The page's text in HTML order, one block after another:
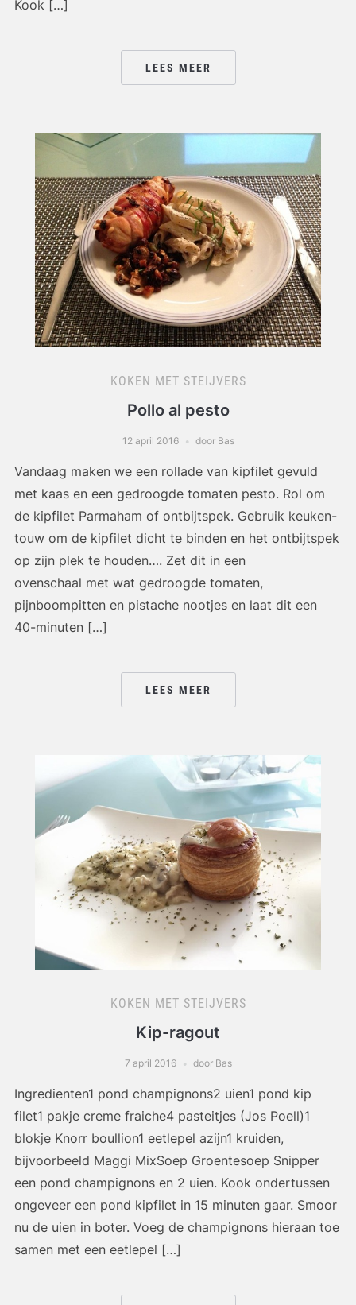
Kook […]
LEES MEER
KOKEN MET STEIJVERS
Pollo al pesto
12 april 2016 door Bas
Vandaag maken we een rollade van kipfilet gevuld
met kaas en een gedroogde tomaten pesto. Rol om
de kipfilet Parmaham of ontbijtspek. Gebruik keuken-
touw om de kipfilet dicht te binden en het ontbijtspek
op zijn plek te houden…. Zet dit in een
ovenschaal met wat gedroogde tomaten,
pijnboompitten en pistache nootjes en laat dit een
40-minuten […]
LEES MEER
KOKEN MET STEIJVERS
Kip-ragout
7 april 2016 door Bas
Ingredienten1 pond champignons2 uien1 pond kip
filet1 pakje creme fraiche4 pasteitjes (Jos Poell)1
blokje Knorr boullion1 eetlepel azijn1 kruiden,
bijvoorbeeld Maggi MixSoep Groentesoep Snipper
een pond champignons en 2 uien. Kook ondertussen
ongeveer een pond kipfilet in 15 minuten gaar. Smoor
nu de uien in boter. Voeg de champignons hieraan toe
samen met een eetlepel […]